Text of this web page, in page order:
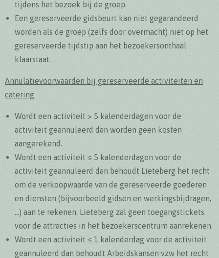
tijdens het bezoek bij de groep.
Een gereserveerde gidsbeurt kan niet gegarandeerd
worden als de groep (zelfs door overmacht) niet op het
gereserveerde tijdstip aan het bezoekersonthaal
klaarstaat.
Annulatievoorwaarden bij gereserveerde activiteiten en
catering
Wordt een activiteit > 5 kalenderdagen voor de
activiteit geannuleerd dan worden geen kosten
aangerekend.
Wordt een activiteit ≤ 5 kalenderdagen voor de
activiteit geannuleerd dan behoudt Lieteberg het recht
om de verkoopwaarde van de gereserveerde goederen
en diensten (bijvoorbeeld gidsen en werkingsbijdragen,
…) aan te rekenen. Lieteberg zal geen toegangstickets
voor de attracties in het bezoekerscentrum aanrekenen.
Wordt een activiteit ≤ 1 kalenderdag voor de activiteit
geannuleerd dan behoudt Arbeidskansen vzw het recht